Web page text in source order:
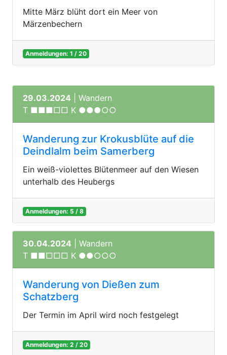
Mitte März blüht dort ein Meer von
Märzenbechern
Anmeldungen: 1 / 20
29.03.2024 | Wandern
T ■■■□□ K ●●●○○
Wanderung zur Krokusblüte auf die
Deindlalm beim Samerberg
Ein weiß-violettes Blütenmeer auf den Wiesen
unterhalb des Heubergs
Anmeldungen: 5 / 8
30.04.2024 | Wandern
T ■■□□□ K ●●○○○
Wanderung von Dießen zum
Schatzberg
Der Termin im April wird noch festgelegt
Anmeldungen: 2 / 20